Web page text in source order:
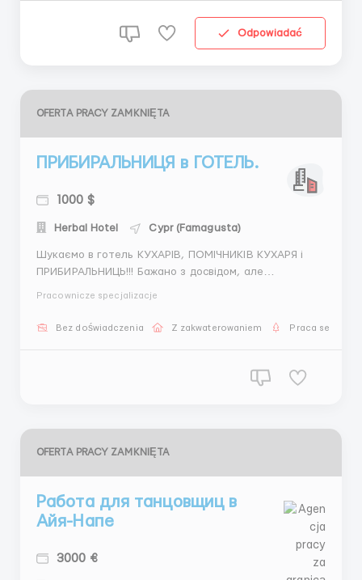
Odpowiadać
OFERTA PRACY ZAMKNIĘTA
ПРИБИРАЛЬНИЦЯ в ГОТЕЛЬ.
1000 $
Herbal Hotel Cypr (Famagusta)
Шукаємо в готель КУХАРІВ, ПОМІЧНИКІВ КУХАРЯ і
ПРИБИРАЛЬНИЦЬ!!! Бажано з досвідом, але
курорт на південно-східному узбережжі Кіпру .
Pracownicze specjalizacje
Bez doświadczenia Z zakwaterowaniem Praca
OFERTA PRACY ZAMKNIĘTA
Работа для танцовщиц в
Айя-Напе
3000 €